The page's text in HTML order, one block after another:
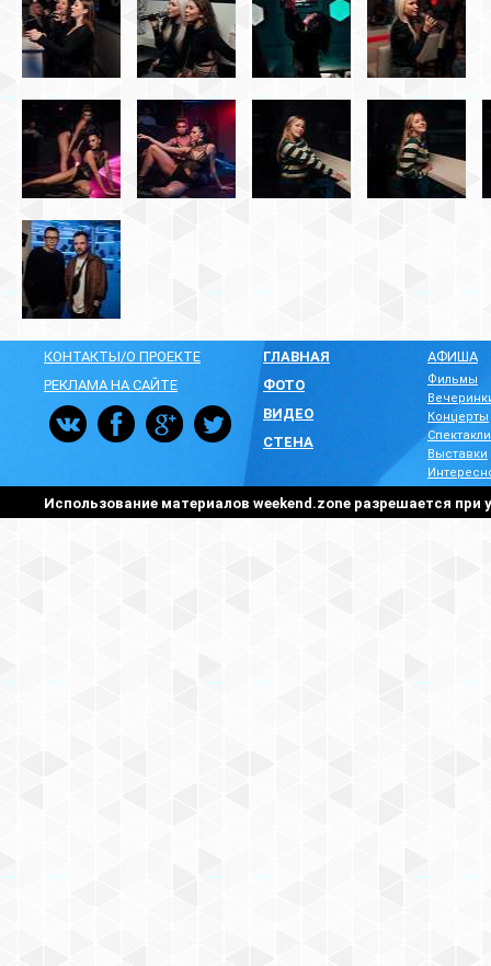
КОНТАКТЫ/О ПРОЕКТЕ
РЕКЛАМА НА САЙТЕ
ГЛАВНАЯ
ФОТО
ВИДЕО
СТЕНА
АФИША
Фильмы
Концерты
Спектакли
Выставки
Использование материалов weekend.zone разрешается